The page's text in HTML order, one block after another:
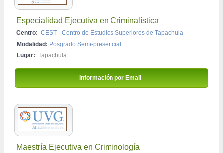
Especialidad Ejecutiva en Criminalística
Centro: CEST - Centro de Estudios Superiores de Tapachula
Modalidad: Posgrado Semi-presencial
Lugar: Tapachula
Información por Email
Maestría Ejecutiva en Criminología